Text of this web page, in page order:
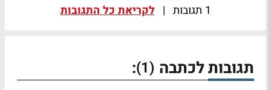
1 תגובות | לקריאת כל התגובות
תגובות לכתבה (1)
: